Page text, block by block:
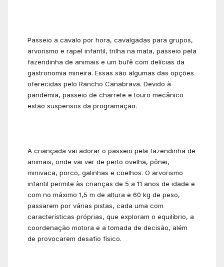
Passeio a cavalo por hora, cavalgadas para grupos,
arvorismo e rapel infantil, trilha na mata, passeio pela
fazendinha de animais e um bufê com delícias da
gastronomia mineira. Essas são algumas das opções
oferecidas pelo Rancho Canabrava. Devido à
pandemia, passeio de charrete e touro mecânico
estão suspensos da programação.
A criançada vai adorar o passeio pela fazendinha de
animais, onde vai ver de perto ovelha, pônei,
minivaca, porco, galinhas e coelhos. O arvorismo
infantil permite às crianças de 5 a 11 anos de idade e
com no máximo 1,5 m de altura e 60 kg de peso,
passarem por várias pistas, cada uma com
características próprias, que exploram o equilíbrio, a
coordenação motora e a tomada de decisão, além
de provocarem desafio físico.